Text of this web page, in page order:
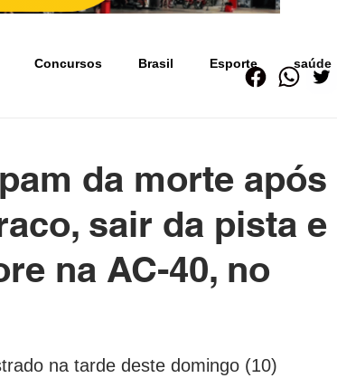
Concursos Brasil Esporte saúde
Governo do Acre Prefeituras do Acre
DeolhonaPolítica CONSUMIDOR
da morte após
sair da pista e
na AC-40, no
na tarde deste domingo (10)